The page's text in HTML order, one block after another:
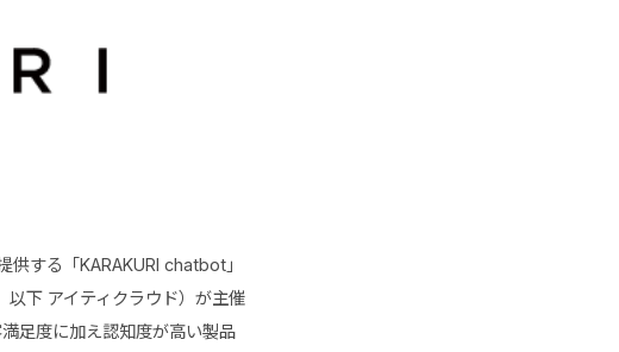
する「KARAKURI chatbot」
以下 アイティクラウド）が主催
足度に加え認知度が高い製品